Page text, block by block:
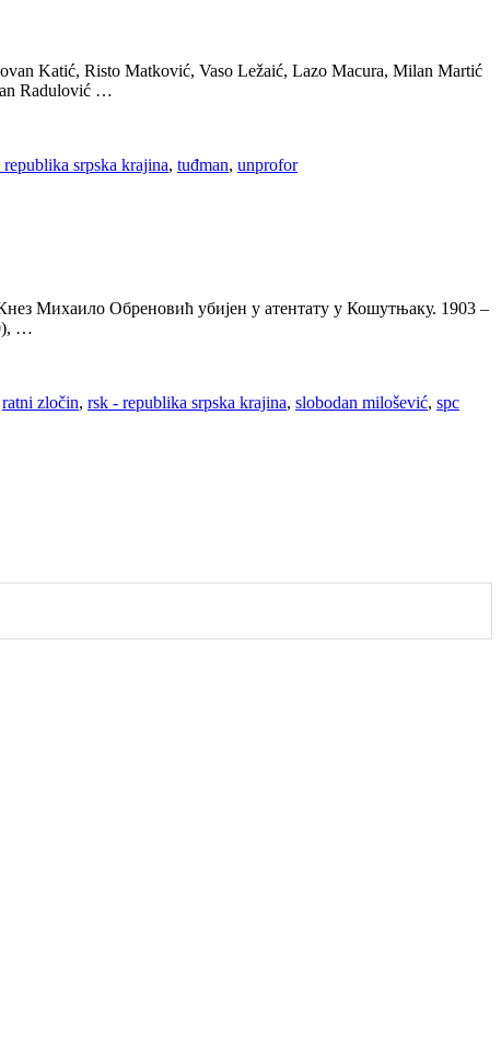
Katić, Risto Matković, Vaso Ležaić, Lazo Macura, Milan Martić
Radulović …
republika srpska krajina, tuđman, unprofor
Михаило Обреновић убијен у атентату у Кошутњаку. 1903 –
…
ratni zločin, rsk - republika srpska krajina, slobodan milošević, spc